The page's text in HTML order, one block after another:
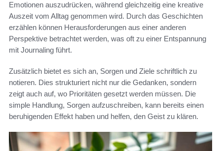
Emotionen auszudrücken, während gleichzeitig eine kreative
Auszeit vom Alltag genommen wird. Durch das Geschichten
erzählen können Herausforderungen aus einer anderen
Perspektive betrachtet werden, was oft zu einer Entspannung
mit Journaling führt.
Zusätzlich bietet es sich an, Sorgen und Ziele schriftlich zu
notieren. Dies strukturiert nicht nur die Gedanken, sondern
zeigt auch auf, wo Prioritäten gesetzt werden müssen. Die
simple Handlung, Sorgen aufzuschreiben, kann bereits einen
beruhigenden Effekt haben und helfen, den Geist zu klären.